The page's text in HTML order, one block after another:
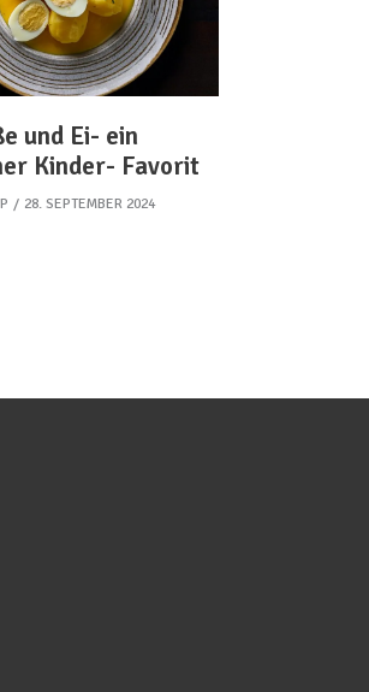
und Ei- ein
Kinder- Favorit
28. SEPTEMBER 2024